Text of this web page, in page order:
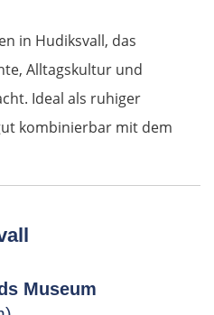
in Hudiksvall, das
Alltagskultur und
Ideal als ruhiger
kombinierbar mit dem
Museum